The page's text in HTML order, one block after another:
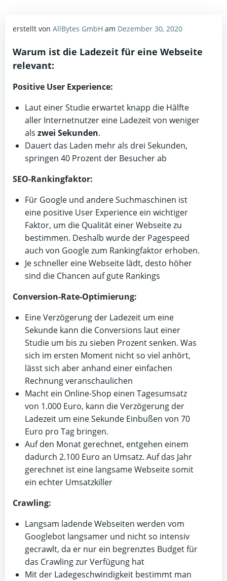
erstellt von AllBytes GmbH am Dezember 30, 2020
Warum ist die Ladezeit für eine Webseite
relevant:
Positive User Experience:
Laut einer Studie erwartet knapp die Hälfte
aller Internetnutzer eine Ladezeit von weniger
als zwei Sekunden.
Dauert das Laden mehr als drei Sekunden,
springen 40 Prozent der Besucher ab
SEO-Rankingfaktor:
Für Google und andere Suchmaschinen ist
eine positive User Experience ein wichtiger
Faktor, um die Qualität einer Webseite zu
bestimmen. Deshalb wurde der Pagespeed
auch von Google zum Rankingfaktor erhoben.
Je schneller eine Webseite lädt, desto höher
sind die Chancen auf gute Rankings
Conversion-Rate-Optimierung:
Eine Verzögerung der Ladezeit um eine
Sekunde kann die Conversions laut einer
Studie um bis zu sieben Prozent senken. Was
sich im ersten Moment nicht so viel anhört,
lässt sich aber anhand einer einfachen
Rechnung veranschaulichen
Macht ein Online-Shop einen Tagesumsatz
von 1.000 Euro, kann die Verzögerung der
Ladezeit um eine Sekunde Einbußen von 70
Euro pro Tag bringen.
Auf den Monat gerechnet, entgehen einem
dadurch 2.100 Euro an Umsatz. Auf das Jahr
gerechnet ist eine langsame Webseite somit
ein echter Umsatzkiller
Crawling:
Langsam ladende Webseiten werden vom
Googlebot langsamer und nicht so intensiv
gecrawlt, da er nur ein begrenztes Budget für
das Crawling zur Verfügung hat
Mit der Ladegeschwindigkeit bestimmt man